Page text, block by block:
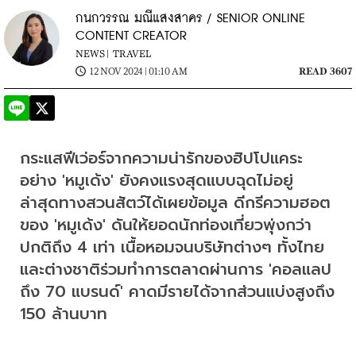
กนกวรรณ มณีแสงสาคร / SENIOR ONLINE
CONTENT CREATOR
NEWS | TRAVEL
12 NOV 2024 | 01:10 AM
READ 3607
กระแสฟีเว่อร์จากความน่ารักของฮิปโปแคระ
อย่าง 'หมูเด้ง' ยังคงแรงสุดแบบฉุดไม่อยู่
ล่าสุดทางสวนสัตว์ได้เผยข้อมูล ดีกรีความฮอต
ของ 'หมูเด้ง' ดันให้ยอดนักท่องเที่ยวพุ่งกว่า
ปกติถึง 4 เท่า เนื้อหอมจนบริษัทต่างๆ ทั้งไทย
และต่างชาติร่วมทำการตลาดผ่านการ 'คอลแลป
ถึง 70 แบรนด์' คาดมีรายได้จากส่วนแบ่งสูงถึง
150 ล้านบาท